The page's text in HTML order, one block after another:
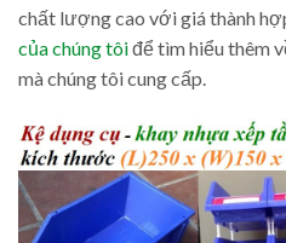
chất lượng cao với giá thành
của chúng tôiđể tìm hiểu thêm
mà chúng tôi cung cấp.